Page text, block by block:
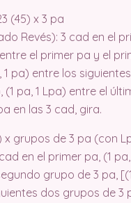
(45) x 3 pa
Revés): 3 cad en el
el primer pa y el
1 pa) entre los
(1 pa, 1 Lpa) entre el
en las 3 cad, gira.
x grupos de 3 pa (con
en el primer pa, (1
grupo de 3 pa,
dos grupos de 3